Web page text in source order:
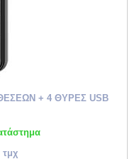
+ 4 ΘΥΡΕΣ USB
τμχ